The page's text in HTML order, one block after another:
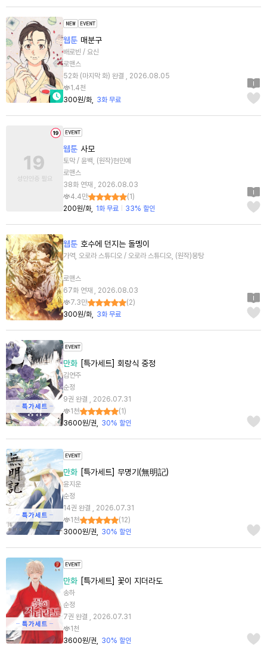
웹툰 매분구
배로빈 / 요신
로맨스
52화 (마지막 화) 완결 , 2026.08.05
1.4천
300원/화
3화 무료
웹툰 사모
토막 / 윤백, (원작)현민예
로맨스
38화 연재 , 2026.08.03
4.4만
(1 )
200원/화
1화 무료 33% 할인
웹툰 호수에 던지는 돌멩이
가역, 오로라 스튜디오 / 오로라 스튜디오, (원작)몽탕
로맨스
67화 연재 , 2026.08.03
7.3만
(2)
300원/화
3화 무료
만화 [특가세트] 회랑식 중정
김연주
순정
9권 완결 , 2026.07.31
1천
(1 )
3600원/권
30% 할인
만화 [특가세트] 무명기(無明記)
윤지운
순정
14권 완결 , 2026.07.31
1천
(12)
3000원/권
30% 할인
만화 [특가세트] 꽃이 지더라도
송하
순정
7권 완결 , 2026.07.31
1천
3600원/권
30% 할인